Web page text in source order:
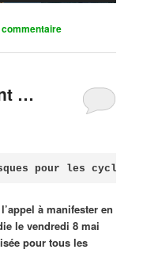
…
pour les
à manifester en
le vendredi 8 mai
pour tous les